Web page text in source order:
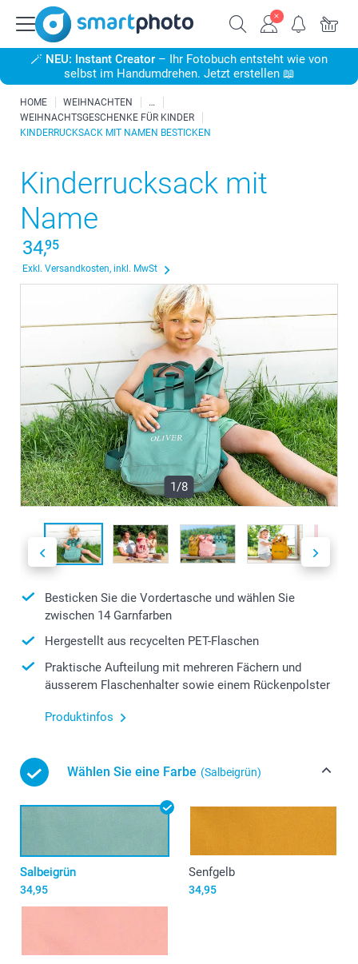
🪄 NEU: Instant Creator – Ihr Fotobuch entsteht wie von
selbst im Handumdrehen. Jetzt erstellen 📖
HOME
WEIHNACHTEN
WEIHNACHTSGESCHENKE FÜR KINDER
KINDERRUCKSACK MIT NAMEN BESTICKEN
Kinderrucksack mit
Name
34,95
Exkl. Versandkosten, inkl. MwSt
1/8
Besticken Sie die Vordertasche und wählen Sie
zwischen 14 Garnfarben
Hergestellt aus recycelten PET-Flaschen
Praktische Aufteilung mit mehreren Fächern und
äusserem Flaschenhalter sowie einem Rückenpolster
Produktinfos
Wählen Sie eine Farbe (Salbeigrün)
Salbeigrün
34,95
Senfgelb
34,95